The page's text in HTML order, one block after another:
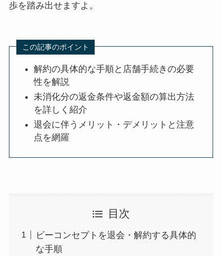
歩を踏み出せますよ。
この記事のポイント
解約の具体的な手順と店舗手続きの必要
性を解説
未消化分の返金条件や返金額の算出方法
を詳しく紹介
退会に伴うメリット・デメリットと注意
点を網羅
目次
ビーコンセプトを退会・解約する具体的
な手順